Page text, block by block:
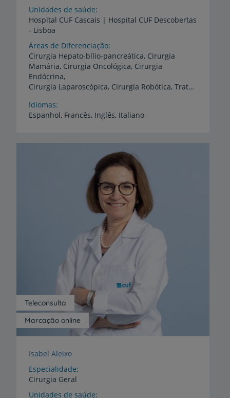
Unidades de saúde
Hospital CUF Cascais | Hospital CUF Descobertas
- Lisboa
Áreas de Diferenciação
Cirurgia Hepato-bílio-pancreática, Cirurgia
Mamária, Cirurgia Oncológica, Cirurgia
Endócrina,
Cirurgia Laparoscópica, Cirurgia Robótica, Tratamento de tumores hepáticos por radiofrequência, Ecografia intra-operatória
Idiomas
Espanhol, Francês, Inglês, Italiano
Marcação online
Teleconsulta
Isabel Aleixo
Especialidade
Cirurgia Geral
Unidades de saúde